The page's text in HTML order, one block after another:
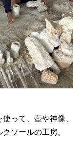
って、壺や神像、
ソールの工房。